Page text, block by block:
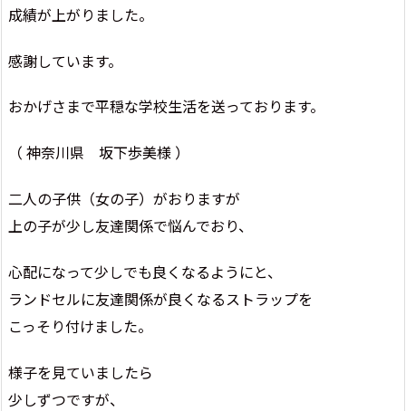
成績が上がりました。
感謝しています。
おかげさまで平穏な学校生活を送っております。
（ 神奈川県 坂下歩美様 ）
二人の子供（女の子）がおりますが
上の子が少し友達関係で悩んでおり、
心配になって少しでも良くなるようにと、
ランドセルに友達関係が良くなるストラップを
こっそり付けました。
様子を見ていましたら
少しずつですが、